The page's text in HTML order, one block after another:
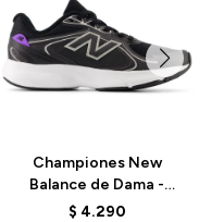
Championes New
Balance de Dama -
Amaste - WAMAS335 -
$ 4.290